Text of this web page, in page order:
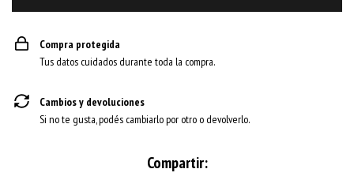
Compra protegida
Tus datos cuidados durante toda la compra.
Cambios y devoluciones
Si no te gusta, podés cambiarlo por otro o devolverlo.
Compartir: